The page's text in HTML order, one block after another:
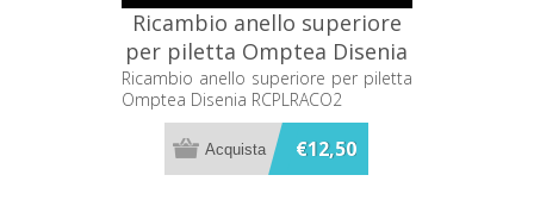
Ricambio anello superiore
per piletta Omptea Disenia
RCPLRACO2
Ricambio anello superiore per piletta
Omptea Disenia RCPLRACO2
€12,50